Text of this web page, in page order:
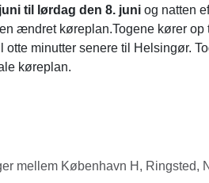
til lørdag den 8. juni og natten
ændret køreplan.Togene kører
otte minutter senere til Helsingør.
køreplan.
mellem København H, Ringsted,